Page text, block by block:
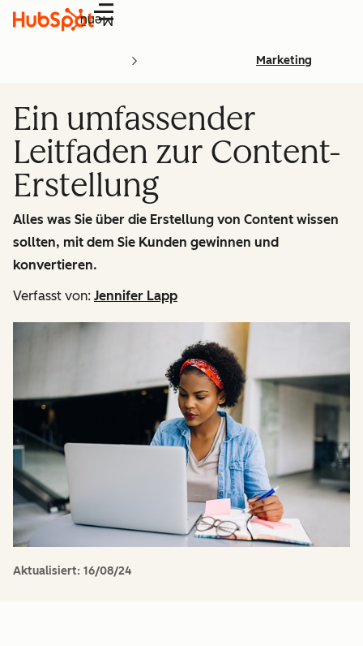
Menü
Marketing
Ein umfassender
Leitfaden zur Content-
Erstellung
Alles was Sie über die Erstellung von Content wissen
sollten, mit dem Sie Kunden gewinnen und
konvertieren.
Verfasst von: Jennifer Lapp
Aktualisiert: 16/08/24